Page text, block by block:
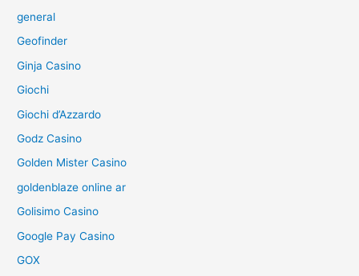
general
Geofinder
Ginja Casino
Giochi
Giochi d’Azzardo
Godz Casino
Golden Mister Casino
goldenblaze online ar
Golisimo Casino
Google Pay Casino
GOX